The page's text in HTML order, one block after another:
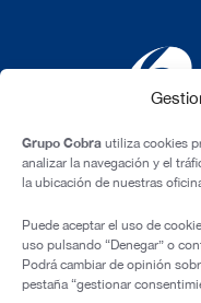
Grupo Cobra utiliza cookies
analizar la navegación y el
la ubicación de nuestras
Puede aceptar el uso de
uso pulsando “Denegar” o
Podrá cambiar de opinión
pestaña “gestionar